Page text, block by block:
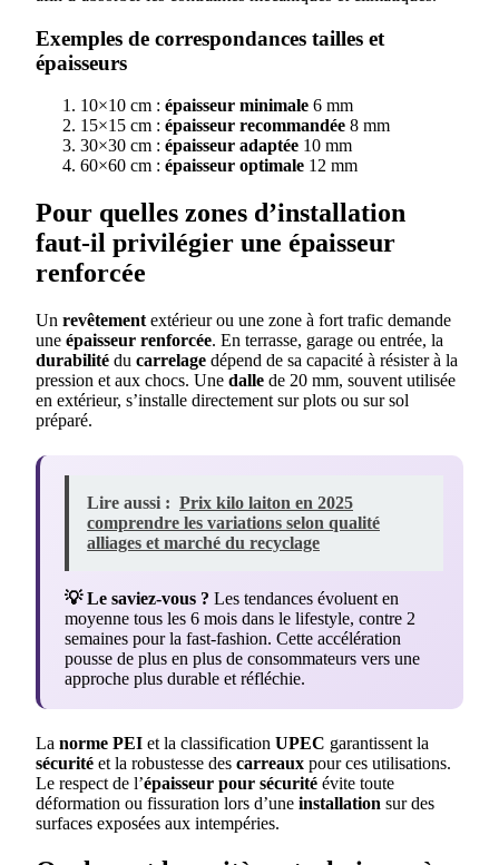
Exemples de correspondances tailles et
épaisseurs
10×10 cm : épaisseur minimale 6 mm
15×15 cm : épaisseur recommandée 8 mm
30×30 cm : épaisseur adaptée 10 mm
60×60 cm : épaisseur optimale 12 mm
Pour quelles zones d’installation
faut-il privilégier une épaisseur
renforcée
Un revêtement extérieur ou une zone à fort trafic demande
une épaisseur renforcée. En terrasse, garage ou entrée, la
durabilité du carrelage dépend de sa capacité à résister à la
pression et aux chocs. Une dalle de 20 mm, souvent utilisée
en extérieur, s’installe directement sur plots ou sur sol
préparé.
Lire aussi : Prix kilo laiton en 2025
comprendre les variations selon qualité
alliages et marché du recyclage
💡 Le saviez-vous ? Les tendances évoluent en
moyenne tous les 6 mois dans le lifestyle, contre 2
semaines pour la fast-fashion. Cette accélération
pousse de plus en plus de consommateurs vers une
approche plus durable et réfléchie.
La norme PEI et la classification UPEC garantissent la
sécurité et la robustesse des carreaux pour ces utilisations.
Le respect de l’épaisseur pour sécurité évite toute
déformation ou fissuration lors d’une installation sur des
surfaces exposées aux intempéries.